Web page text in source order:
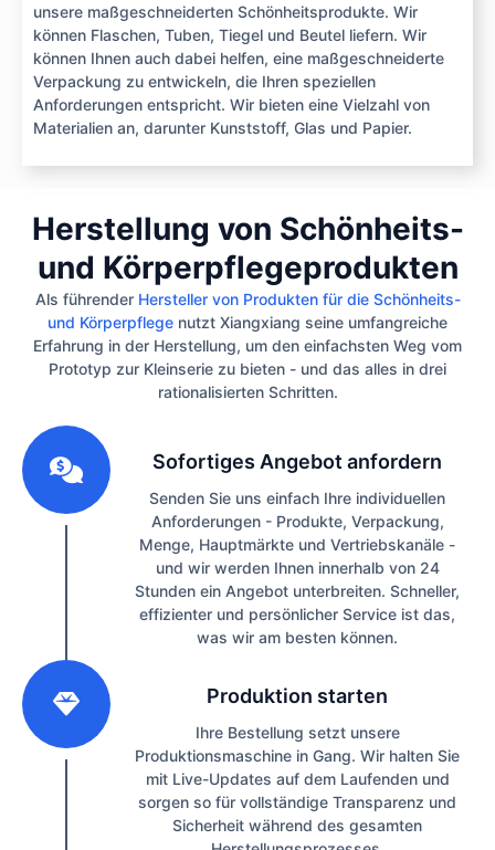
unsere maßgeschneiderten Schönheitsprodukte. Wir
können Flaschen, Tuben, Tiegel und Beutel liefern. Wir
können Ihnen auch dabei helfen, eine maßgeschneiderte
Verpackung zu entwickeln, die Ihren speziellen
Anforderungen entspricht. Wir bieten eine Vielzahl von
Materialien an, darunter Kunststoff, Glas und Papier.
Herstellung von Schönheits-
und Körperpflegeprodukten
Als führender Hersteller von Produkten für die Schönheits-
und Körperpflege nutzt Xiangxiang seine umfangreiche
Erfahrung in der Herstellung, um den einfachsten Weg vom
Prototyp zur Kleinserie zu bieten - und das alles in drei
rationalisierten Schritten.
Sofortiges Angebot anfordern
Senden Sie uns einfach Ihre individuellen
Anforderungen - Produkte, Verpackung,
Menge, Hauptmärkte und Vertriebskanäle -
und wir werden Ihnen innerhalb von 24
Stunden ein Angebot unterbreiten. Schneller,
effizienter und persönlicher Service ist das,
was wir am besten können.
Produktion starten
Ihre Bestellung setzt unsere
Produktionsmaschine in Gang. Wir halten Sie
mit Live-Updates auf dem Laufenden und
sorgen so für vollständige Transparenz und
Sicherheit während des gesamten